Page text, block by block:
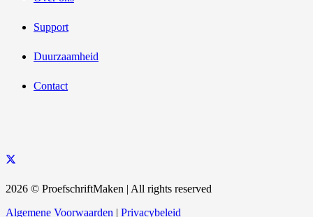
Support
Duurzaamheid
Contact
2026 © ProefschriftMaken | All rights reserved
Algemene Voorwaarden | Privacybeleid